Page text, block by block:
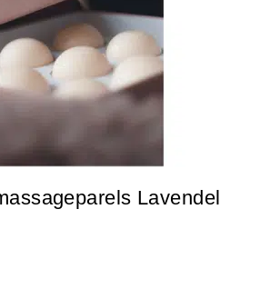
Lavendel